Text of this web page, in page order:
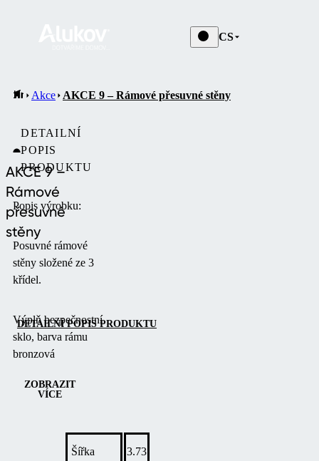
CS
Akce AKCE 9 – Rámové přesuvné stěny
AKCE 9 –
Rámové
přesuvné
stěny
DETAILNÍ POPIS PRODUKTU
DETAILNÍ
POPIS
PRODUKTU
Popis výrobku:
Posuvné rámové
stěny složené ze 3
křídel.
Výplň bezpečnostní
sklo, barva rámu
bronzová
ZOBRAZIT
VÍCE
Šířka
3.73